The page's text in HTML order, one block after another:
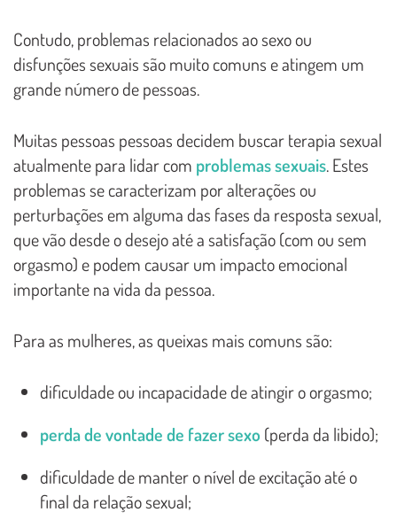
Contudo, problemas relacionados ao sexo ou
disfunções sexuais são muito comuns e atingem um
grande número de pessoas.
Muitas pessoas pessoas decidem buscar terapia sexual
atualmente para lidar com problemas sexuais. Estes
problemas se caracterizam por alterações ou
perturbações em alguma das fases da resposta sexual,
que vão desde o desejo até a satisfação (com ou sem
orgasmo) e podem causar um impacto emocional
importante na vida da pessoa.
Para as mulheres, as queixas mais comuns são:
dificuldade ou incapacidade de atingir o orgasmo;
perda de vontade de fazer sexo (perda da libido);
dificuldade de manter o nível de excitação até o
final da relação sexual;